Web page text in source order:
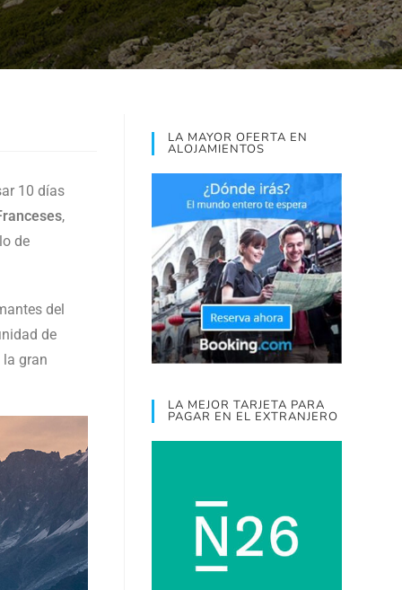
10 días
,
de
del
de
gran
LA MAYOR OFERTA EN
ALOJAMIENTOS
LA MEJOR TARJETA PARA
PAGAR EN EL EXTRANJERO